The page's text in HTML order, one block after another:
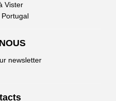
Vister
newsletter